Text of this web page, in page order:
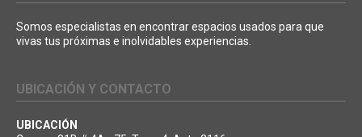
Somos especialistas en encontrar espacios usados para que
vivas tus próximas e inolvidables experiencias.
UBICACIÓN Y CONTACTO
UBICACIÓN